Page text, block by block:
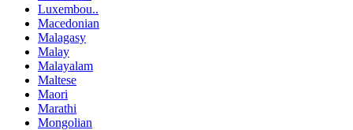
Luxembou..
Macedonian
Malagasy
Malay
Malayalam
Maltese
Maori
Marathi
Mongolian